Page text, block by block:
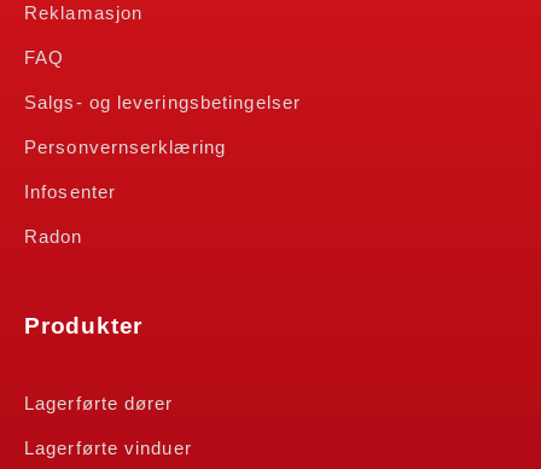
Reklamasjon
FAQ
Salgs- og leveringsbetingelser
Personvernserklæring
Infosenter
Radon
Produkter
Lagerførte dører
Lagerførte vinduer